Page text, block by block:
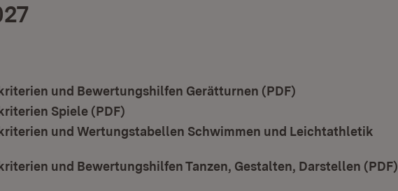
und Bewertungshilfen Gerätturnen (PDF)
Spiele (PDF)
und Wertungstabellen Schwimmen und Leichtathletik
und Bewertungshilfen Tanzen, Gestalten, Darstellen (PDF)